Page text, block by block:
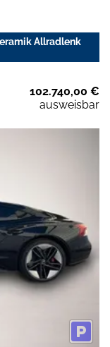
Allradlenk
102.740,00 €
ausweisbar